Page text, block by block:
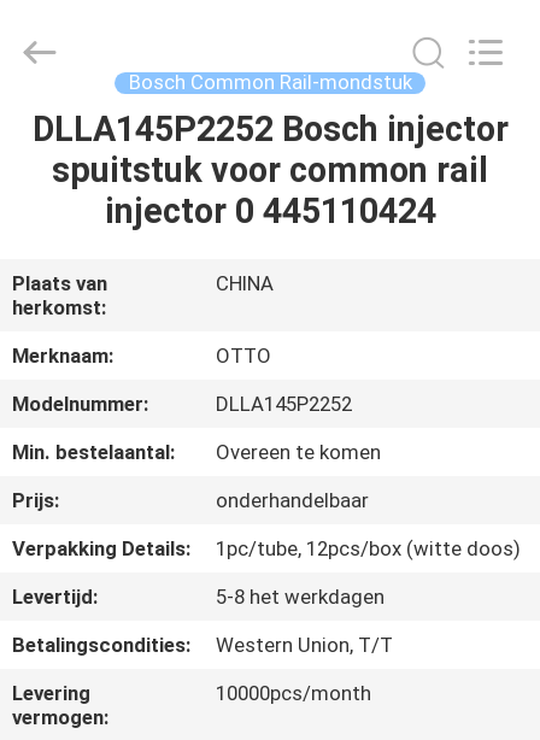
THUIS
PRODUCTEN
OVER
ONS
FABRIEKSTOUR
NEEM
CONTACT
MET
ONS
OP
AUTO
PARTS
Reserved.
Bosch Common Rail-mondstuk
DLLA145P2252 Bosch injector
spuitstuk voor common rail
injector 0 445110424
Plaats van
herkomst:
CHINA
Merknaam:
OTTO
Modelnummer:
DLLA145P2252
Min. bestelaantal:
Overeen te komen
Prijs:
onderhandelbaar
Verpakking Details:
1pc/tube, 12pcs/box (witte doos)
Levertijd:
5-8 het werkdagen
Betalingscondities:
Western Union, T/T
Levering
vermogen:
10000pcs/month